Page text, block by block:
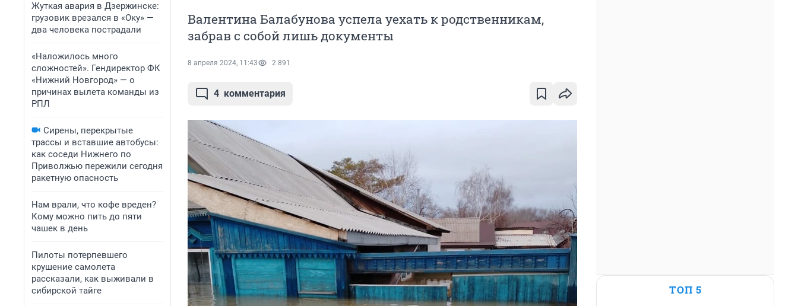
Жуткая авария в Дзержинске:
грузовик врезался в «Оку» —
два человека пострадали
«Наложилось много
сложностей». Гендиректор ФК
«Нижний Новгород» — о
причинах вылета команды из
РПЛ
Сирены, перекрытые
трассы и вставшие автобусы:
как соседи Нижнего по
Приволжью пережили сегодня
ракетную опасность
Нам врали, что кофе вреден?
Кому можно пить до пяти
чашек в день
Пилоты потерпевшего
крушение самолета
рассказали, как выживали в
сибирской тайге
Валентина Балабунова успела уехать к родственникам,
забрав с собой лишь документы
8 апреля 2024, 11:43 2 891
4 комментария
ТОП 5